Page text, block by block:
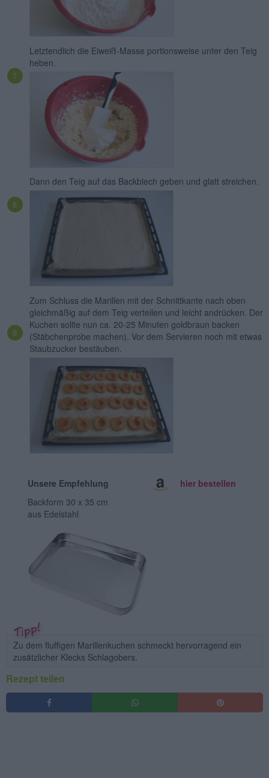
Letztendlich die Eiweiß-Masse portionsweise unter den Teig
heben.
Dann den Teig auf das Backblech geben und glatt streichen.
Zum Schluss die Marillen mit der Schnittkante nach oben
gleichmäßig auf dem Teig verteilen und leicht andrücken. Der
Kuchen sollte nun ca. 20-25 Minuten goldbraun backen
(Stäbchenprobe machen). Vor dem Servieren noch mit etwas
Staubzucker bestäuben.
Unsere Empfehlung
hier bestellen
Backform 30 x 35 cm
aus Edelstahl
Zu dem fluffigen Marillenkuchen schmeckt hervorragend ein
zusätzlicher Klecks Schlagobers.
Rezept teilen